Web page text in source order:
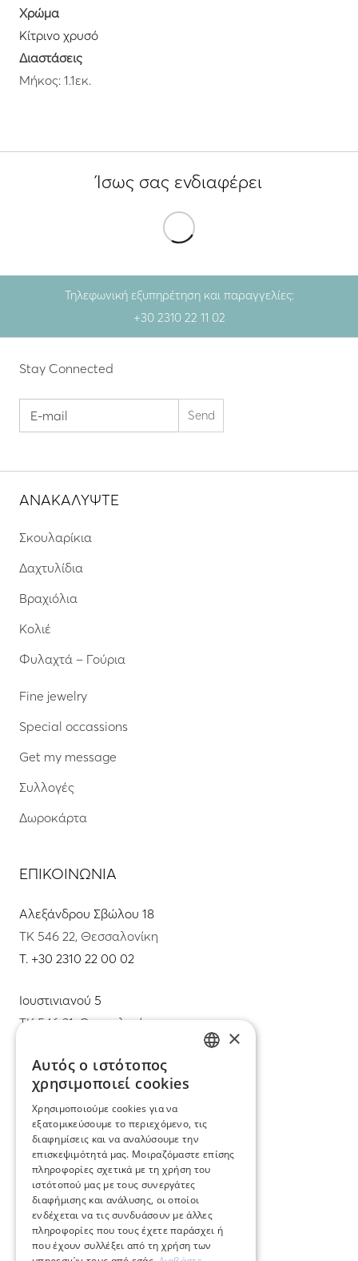
Χρώμα
Κίτρινο χρυσό
Διαστάσεις
Μήκος: 1.1εκ.
Ίσως σας ενδιαφέρει
Τηλεφωνική εξυπηρέτηση και παραγγελίες:
+30 2310 22 11 02
Stay Connected
ΑΝΑΚΑΛΥΨΤΕ
Σκουλαρίκια
Δαχτυλίδια
Βραχιόλια
Κολιέ
Φυλαχτά – Γούρια
Fine jewelry
Special occassions
Get my message
Συλλογές
Δωροκάρτα
ΕΠΙΚΟΙΝΩΝΙΑ
Αλεξάνδρου Σβώλου 18
ΤΚ 546 22, Θεσσαλονίκη
T. +30 2310 22 00 02
Ιουστινιανού 5
ΤΚ 546 31, Θεσσαλονίκη
info@mimadastimargarita.gr
ΕΞΥΠΗΡΕΤΗΣΗ ΠΕΛΑΤΩΝ
Φροντίδα και επισκευή κοσμημάτων
Όροι χρήσης
Επιστροφές
Πολιτική πληρωμών
×
Αυτός ο ιστότοπος
χρησιμοποιεί cookies
Χρησιμοποιούμε cookies για να
εξατομικεύσουμε το περιεχόμενο, τις
διαφημίσεις και να αναλύσουμε την
επισκεψιμότητά μας. Μοιραζόμαστε επίσης
πληροφορίες σχετικά με τη χρήση του
ιστότοπού μας με τους συνεργάτες
διαφήμισης και ανάλυσης, οι οποίοι
ενδέχεται να τις συνδυάσουν με άλλες
πληροφορίες που τους έχετε παράσχει ή
που έχουν συλλέξει από τη χρήση των